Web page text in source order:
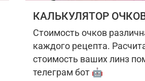
КАЛЬКУЛЯТОР
Стоимость очков
каждого рецепта.
стоимость ваших линз
телеграм бот 🤖